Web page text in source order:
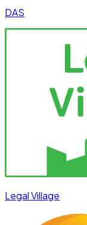
DAS
Legal Village